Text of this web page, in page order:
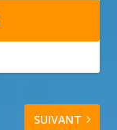
SUIVANT